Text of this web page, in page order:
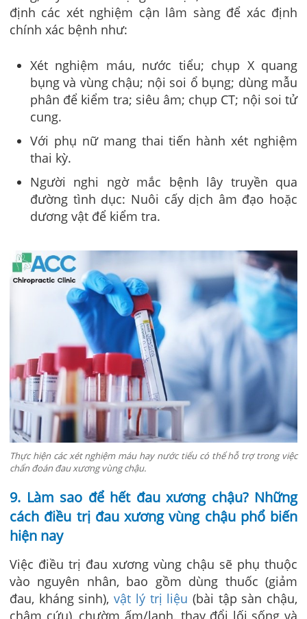
định các xét nghiệm cận lâm sàng để xác định
chính xác bệnh như:
Xét nghiệm máu, nước tiểu; chụp X quang
bụng và vùng chậu; nội soi ổ bụng; dùng mẫu
phân để kiểm tra; siêu âm; chụp CT; nội soi tử
cung.
Với phụ nữ mang thai tiến hành xét nghiệm
thai kỳ.
Người nghi ngờ mắc bệnh lây truyền qua
đường tình dục: Nuôi cấy dịch âm đạo hoặc
dương vật để kiểm tra.
Thực hiện các xét nghiệm máu hay nước tiểu có thể hỗ trợ trong việc
chẩn đoán đau xương vùng chậu.
9. Làm sao để hết đau xương chậu?Những
cách điều trị đau xương vùng chậu phổ biến
hiện nay
Việc điều trị đau xương vùng chậu sẽ phụ thuộc
vào nguyên nhân, bao gồm dùng thuốc (giảm
đau, kháng sinh),vật lý trị liệu (bài tập sàn chậu,
châm cứu), chườm ấm/lạnh, thay đổi lối sống và